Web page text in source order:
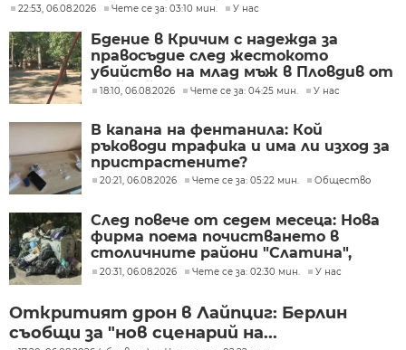
22:53, 06.08.2026 Чете се за: 03:10 мин. У нас
Бдение в Кричим с надежда за
правосъдие след жестокото
убийство на млад мъж в Пловдив от
тийнейджъри
18:10, 06.08.2026 Чете се за: 04:25 мин. У нас
В капана на фентанила: Кой
ръководи трафика и има ли изход за
пристрастените?
20:21, 06.08.2026 Чете се за: 05:22 мин. Общество
След повече от седем месеца: Нова
фирма поема почистването в
столичните райони "Слатина",
"Подуяне" и "Изгрев"
20:31, 06.08.2026 Чете се за: 02:30 мин. У нас
Откритият дрон в Лайпциг: Берлин
съобщи за "нов сценарий на...